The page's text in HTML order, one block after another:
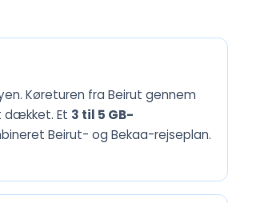
Køreturen fra Beirut gennem
dækket. Et 3 til 5 GB-
Beirut- og Bekaa-rejseplan.